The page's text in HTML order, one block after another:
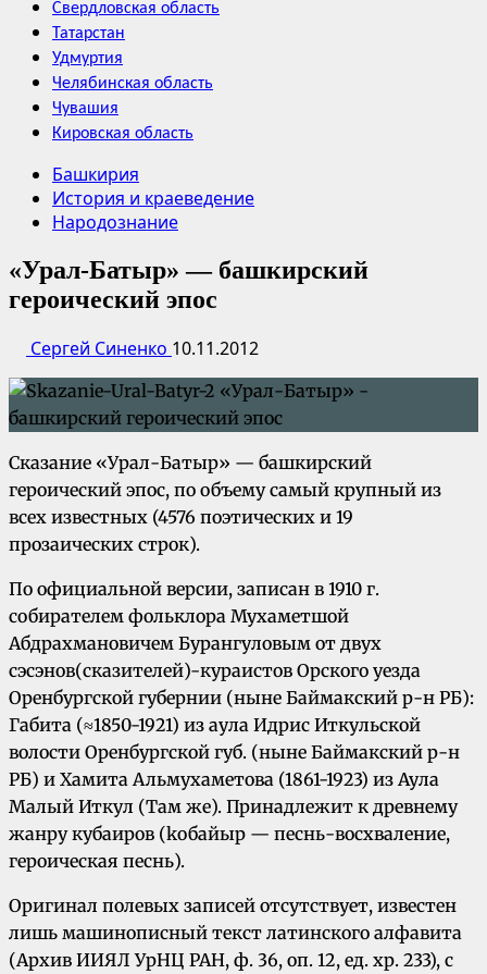
Свердловская область
Татарстан
Удмуртия
Челябинская область
Чувашия
Кировская область
Башкирия
История и краеведение
Народознание
«Урал-Батыр» — башкирский
героический эпос
Сергей Синенко 10.11.2012
Сказание «Урал-Батыр» — башкирский
героический эпос, по объему самый крупный из
всех известных (4576 поэтических и 19
прозаических строк).
По официальной версии, записан в 1910 г.
собирателем фольклора Мухаметшой
Абдрахмановичем Бурангуловым от двух
сэсэнов(сказителей)-кураистов Орского уезда
Оренбургской губернии (ныне Баймакский р-н РБ):
Габита (≈1850-1921) из аула Идрис Иткульской
волости Оренбургской губ. (ныне Баймакский р-н
РБ) и Хамита Альмухаметова (1861-1923) из Аула
Малый Иткул (Там же). Принадлежит к древнему
жанру кубаиров (kобайыр — песнь-восхваление,
героическая песнь).
Оригинал полевых записей отсутствует, известен
лишь машинописный текст латинского алфавита
(Архив ИИЯЛ УрНЦ РАН, ф. 36, оп. 12, ед. хр. 233), с